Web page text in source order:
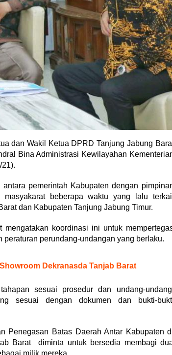
dan Wakil Ketua DPRD Tanjung Jabung
Bina Administrasi Kewilayahan
pemerintah Kabupaten dengan
beberapa waktu yang lalu
dan Kabupaten Tanjung Jabung Timur.
koordinasi ini untuk
perundang-undangan yang berlaku.
Dekranasda Tanjab Barat
sesuai prosedur dan undang-
sesuai dengan dokumen dan bukti-
Penegasan Batas Daerah Antar Kabupaten
Barat diminta untuk bersedia membagi
milik mereka.